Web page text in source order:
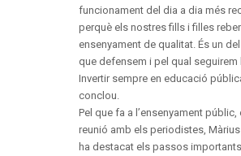
funcionament del dia a dia més
perquè els nostres fills i filles
ensenyament de qualitat. És un
que defensem i pel qual seguirem
Invertir sempre en educació
conclou.
Pel que fa a l’ensenyament públic,
reunió amb els periodistes, Màrius
ha destacat els passos